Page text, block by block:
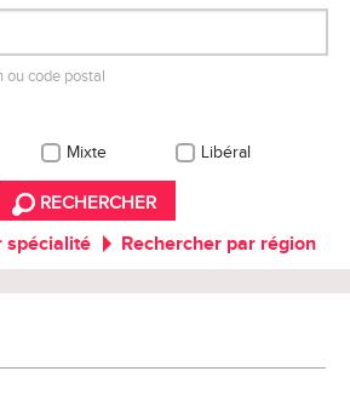
ou code postal
Mixte Libéral
RECHERCHER
spécialité Rechercher par région